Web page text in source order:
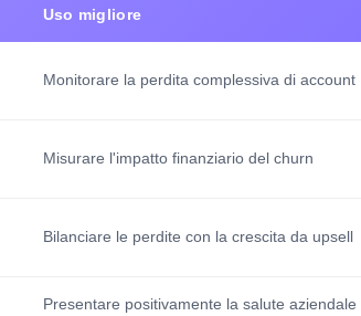
Uso migliore
Monitorare la perdita complessiva di account
Misurare l'impatto finanziario del churn
Bilanciare le perdite con la crescita da upsell
Presentare positivamente la salute aziendale